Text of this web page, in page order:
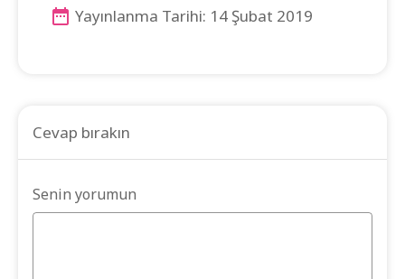
Yayınlanma Tarihi: 14 Şubat 2019
Cevap bırakın
Senin yorumun